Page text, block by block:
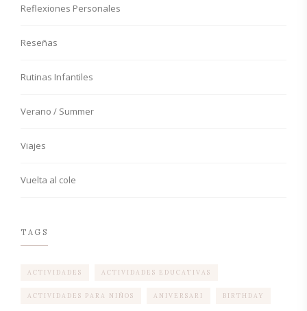
Reflexiones Personales
Reseñas
Rutinas Infantiles
Verano / Summer
Viajes
Vuelta al cole
TAGS
ACTIVIDADES ACTIVIDADES EDUCATIVAS
ACTIVIDADES PARA NIÑOS ANIVERSARI BIRTHDAY